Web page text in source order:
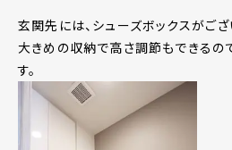
玄関先には、シューズボックスがござ
大きめの収納で高さ調節もできるの
す。